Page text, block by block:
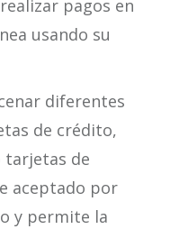
pagos en
usando su
diferentes
de crédito,
tarjetas de
aceptado por
y permite la